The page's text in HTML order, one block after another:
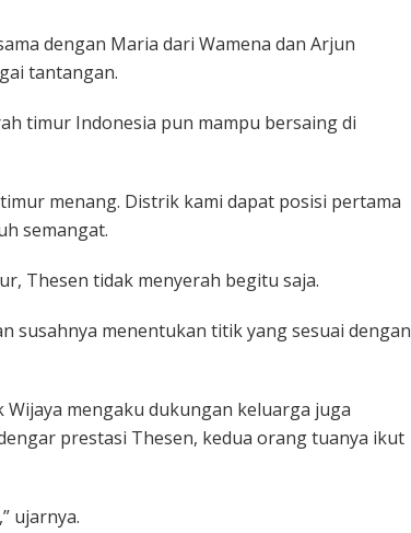
dengan Maria dari Wamena dan Arjun
tantangan.
timur Indonesia pun mampu bersaing di
menang. Distrik kami dapat posisi pertama
semangat.
Thesen tidak menyerah begitu saja.
susahnya menentukan titik yang sesuai dengan
mengaku dukungan keluarga juga
prestasi Thesen, kedua orang tuanya ikut
ujarnya.